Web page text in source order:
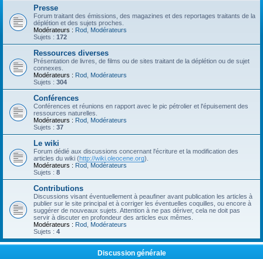
Presse
Forum traitant des émissions, des magazines et des reportages traitants de la
déplétion et des sujets proches.
Modérateurs : Rod Modérateurs
Sujets : 172
Ressources diverses
Présentation de livres, de films ou de sites traitant de la déplétion ou de sujet
connexes.
Modérateurs : Rod Modérateurs
Sujets : 304
Conférences
Conférences et réunions en rapport avec le pic pétrolier et l'épuisement des
ressources naturelles.
Modérateurs : Rod Modérateurs
Sujets : 37
Le wiki
Forum dédié aux discussions concernant l'écriture et la modification des
articles du wiki (http://wiki.oleocene.org).
Modérateurs : Rod Modérateurs
Sujets : 8
Contributions
Discussions visant éventuellement à peaufiner avant publication les articles à
publier sur le site principal et à corriger les éventuelles coquilles, ou encore à
suggérer de nouveaux sujets. Attention à ne pas dériver, cela ne doit pas
servir à discuter en profondeur des articles eux mêmes.
Modérateurs : Rod Modérateurs
Sujets : 4
Discussion générale